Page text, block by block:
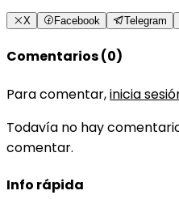
X Facebook Telegram
Comentarios (0)
Para comentar,inicia
Todavía no hay
comentar.
Info rápida